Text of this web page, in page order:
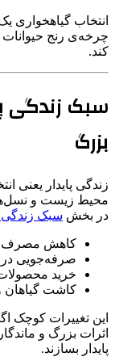
انتخاب گیاهخواری
چرخه‌ی رنج حیوانات
کند.
سبک زندگی
بزرگ
زندگی پایدار یعنی
محیط زیست و
در بخش سبک زندگی
کاهش مصرف
صرفه‌جویی
خرید
کاشت گیاهان
این تغییرات کوچک
اثرات بزرگ و
پایدار بسازند.